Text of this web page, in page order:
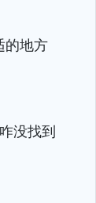
的地方
没找到